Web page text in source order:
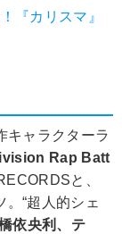
『カリスマ』
キャラクターラ
Rap Batt
と、
“超人的シェ
依央利、テ